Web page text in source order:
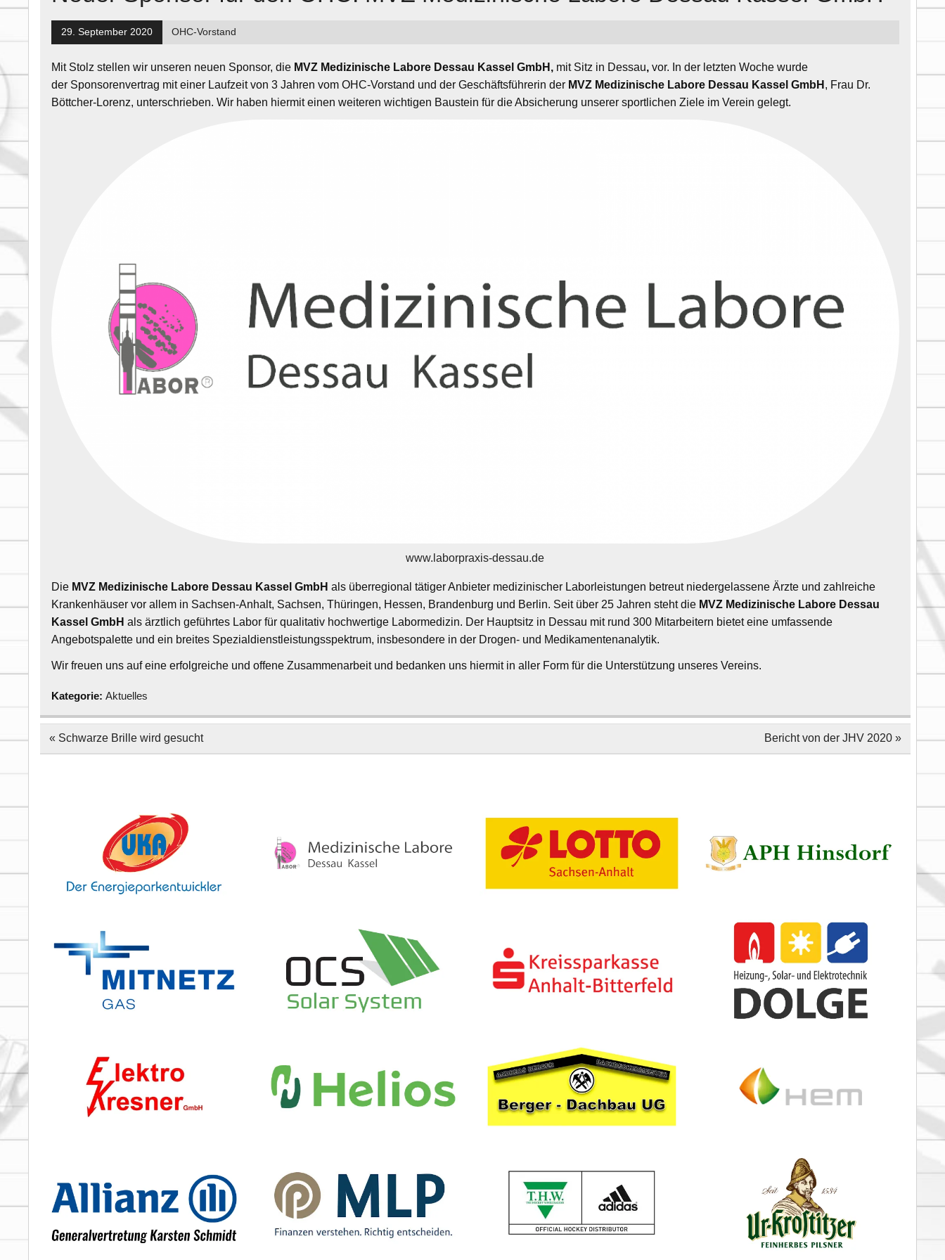
29. September 2020 OHC-Vorstand
Mit Stolz stellen wir unseren neuen Sponsor, die MVZ Medizinische Labore Dessau Kassel GmbH, mit Sitz in Dessau, vor. In der letzten Woche wurde
der Sponsorenvertrag mit einer Laufzeit von 3 Jahren vom OHC-Vorstand und der Geschäftsführerin der MVZ Medizinische Labore Dessau Kassel GmbH , Frau Dr.
Böttcher-Lorenz, unterschrieben. Wir haben hiermit einen weiteren wichtigen Baustein für die Absicherung unserer sportlichen Ziele im Verein gelegt.
www.laborpraxis-dessau.de
Die MVZ Medizinische Labore Dessau Kassel GmbHals überregional tätiger Anbieter medizinischer Laborleistungen betreut niedergelassene Ärzte und zahlreiche
Krankenhäuser vor allem in Sachsen-Anhalt, Sachsen, Thüringen, Hessen, Brandenburg und Berlin. Seit über 25 Jahren steht die MVZ Medizinische Labore Dessau
Kassel GmbH als ärztlich geführtes Labor für qualitativ hochwertige Labormedizin. Der Hauptsitz in Dessau mit rund 300 Mitarbeitern bietet eine umfassende
Angebotspalette und ein breites Spezialdienstleistungsspektrum, insbesondere in der Drogen- und Medikamentenanalytik.
Wir freuen uns auf eine erfolgreiche und offene Zusammenarbeit und bedanken uns hiermit in aller Form für die Unterstützung unseres Vereins.
Kategorie:Aktuelles
Beitragsnavigation
« Schwarze Brille wird gesucht Bericht von der JHV 2020 »